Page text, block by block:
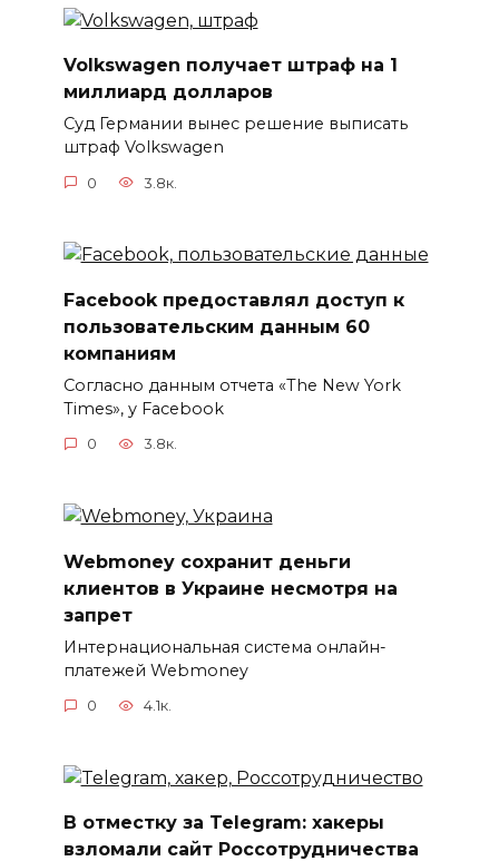
Volkswagen получает штраф на 1
миллиард долларов
Суд Германии вынес решение выписать
штраф Volkswagen
0 3.8к.
Facebook предоставлял доступ к
пользовательским данным 60
компаниям
Согласно данным отчета «The New York
Times», у Facebook
0 3.8к.
Webmoney сохранит деньги
клиентов в Украине несмотря на
запрет
Интернациональная система онлайн-
платежей Webmoney
0 4.1к.
В отместку за Telegram: хакеры
взломали сайт Россотрудничества